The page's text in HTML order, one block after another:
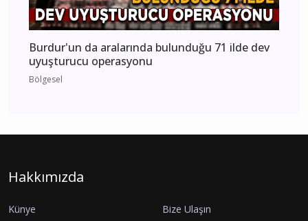
Burdur'un da aralarında bulunduğu 71 ilde dev
uyuşturucu operasyonu
Bölgesel
Hakkımızda
Künye Bize Ulaşın